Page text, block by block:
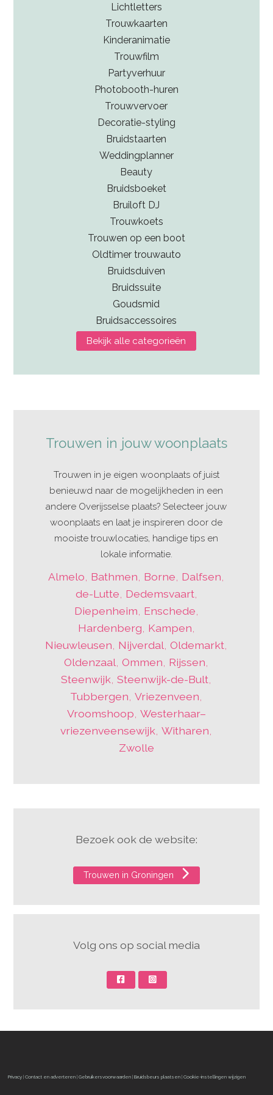
Lichtletters
Trouwkaarten
Kinderanimatie
Trouwfilm
Partyverhuur
Photobooth-huren
Trouwvervoer
Decoratie-styling
Bruidstaarten
Weddingplanner
Beauty
Bruidsboeket
Bruiloft DJ
Trouwkoets
Trouwen op een boot
Oldtimer trouwauto
Bruidsduiven
Bruidssuite
Goudsmid
Bruidsaccessoires
Bekijk alle categorieën
Trouwen in jouw woonplaats
Trouwen in je eigen woonplaats of juist
benieuwd naar de mogelijkheden in een
andere Overijsselse plaats? Selecteer jouw
woonplaats en laat je inspireren door de
mooiste trouwlocaties, handige tips en
lokale informatie.
Almelo Bathmen Borne Dalfsen
de-Lutte Dedemsvaart,
Diepenheim Enschede
Hardenberg Kampen
Nieuwleusen Nijverdal ,Oldemarkt
Oldenzaal ,Ommen Rijssen
Steenwijk ,Steenwijk-de-Bult
Tubbergen ,Vriezenveen
Vroomshoop Westerhaar–
vriezenveensewijk ,Witharen
Zwolle
Bezoek ook de website:
Trouwen in Groningen
Volg ons op social media
Privacy |Contact en adverteren |Gebruikersvoorwaarden |Bruidsbeurs plaatsen |Cookie-instellingen wijzigen